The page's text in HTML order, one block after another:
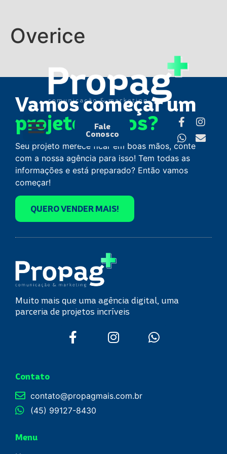
Fale
Conosco
Overice
Vamos começar um
projeto juntos?
Seu projeto merece ficar em boas mãos, conte
com a nossa agência para isso! Tem todas as
informações e está preparado? Então vamos
começar!
QUERO VENDER MAIS!
Muito mais que uma agência digital, uma
parceria de projetos incríveis
Contato
contato@propagmais.com.br
(45) 99127-8430
Menu